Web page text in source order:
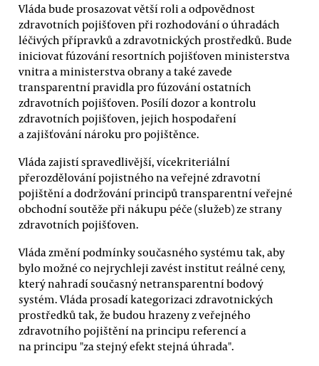
Vláda bude prosazovat větší roli a odpovědnost
zdravotních pojišťoven při rozhodování o úhradách
léčivých přípravků a zdravotnických prostředků. Bude
iniciovat fúzování resortních pojišťoven ministerstva
vnitra a ministerstva obrany a také zavede
transparentní pravidla pro fúzování ostatních
zdravotních pojišťoven. Posílí dozor a kontrolu
zdravotních pojišťoven, jejich hospodaření
a zajišťování nároku pro pojištěnce.
Vláda zajistí spravedlivější, vícekriteriální
přerozdělování pojistného na veřejné zdravotní
pojištění a dodržování principů transparentní veřejné
obchodní soutěže při nákupu péče (služeb) ze strany
zdravotních pojišťoven.
Vláda změní podmínky současného systému tak, aby
bylo možné co nejrychleji zavést institut reálné ceny,
který nahradí současný netransparentní bodový
systém. Vláda prosadí kategorizaci zdravotnických
prostředků tak, že budou hrazeny z veřejného
zdravotního pojištění na principu referencí a
na principu "za stejný efekt stejná úhrada".